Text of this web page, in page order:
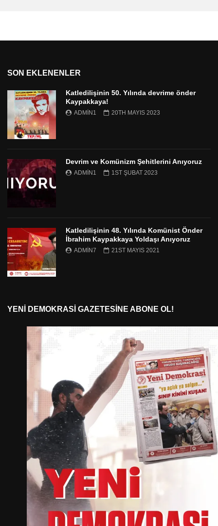
SON EKLENENLER
Katledilişinin 50. Yılında devrime önder
Kaypakkaya!
ADMIN1 20TH MAYIS 2023
Devrim ve Komünizm Şehitlerini Anıyoruz
ADMIN1 1ST ŞUBAT 2023
Katledilişinin 48. Yılında Komünist Önder
İbrahim Kaypakkaya Yoldaşı Anıyoruz
ADMIN7 21ST MAYIS 2021
YENI DEMOKRASI GAZETESINE ABONE OL!